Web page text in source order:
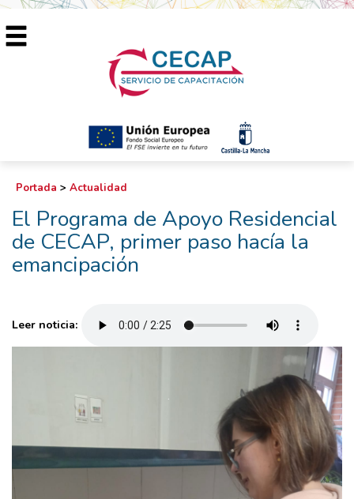
Portada > Actualidad
El Programa de Apoyo Residencial
de CECAP, primer paso hacía la
emancipación
Leer noticia: